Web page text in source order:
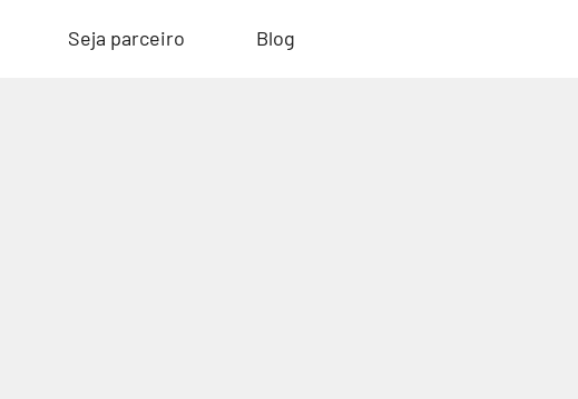
Seja parceiro Blog